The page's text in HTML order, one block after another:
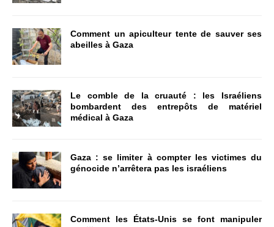
Comment un apiculteur tente de sauver ses
abeilles à Gaza
Le comble de la cruauté : les Israéliens
bombardent des entrepôts de matériel
médical à Gaza
Gaza : se limiter à compter les victimes du
génocide n’arrêtera pas les israéliens
Comment les États-Unis se font manipuler